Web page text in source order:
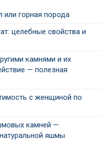
горная порода
целебные свойства и
камнями и их
— полезная
с женщиной по
камней —
яшмы